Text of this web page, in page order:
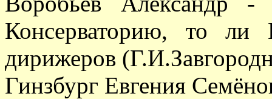
Консерваторию, то ли
дирижеров
Гинзбург Евгения